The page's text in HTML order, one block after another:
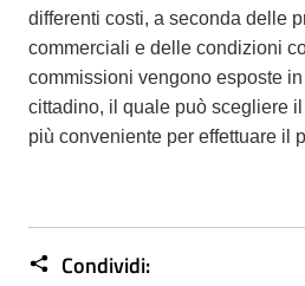
differenti costi, a seconda delle
commerciali e delle condizioni
commissioni vengono esposte in
cittadino, il quale può scegliere
più conveniente per effettuare il
Condividi: